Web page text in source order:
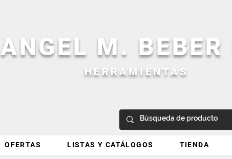
ANGEL M. BEBER
HERRAMIENTAS
OFERTAS LISTAS Y CATÁLOGOS TIENDA